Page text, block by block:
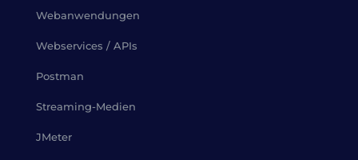
Webanwendungen
Webservices / APIs
Postman
Streaming-Medien
JMeter